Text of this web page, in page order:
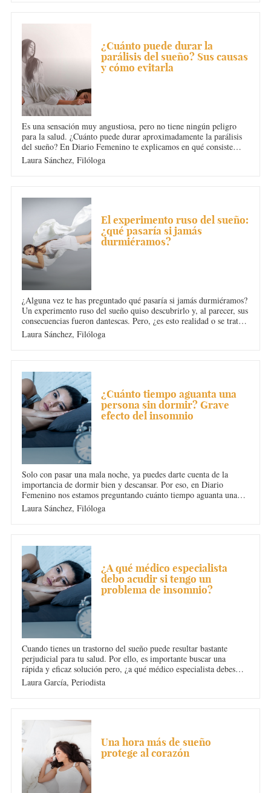
¿Cuánto puede durar la
parálisis del sueño? Sus causas
y cómo evitarla
Es una sensación muy angustiosa, pero no tiene ningún peligro
para la salud. ¿Cuánto puede durar aproximadamente la parálisis
del sueño? En Diario Femenino te explicamos en qué consiste
exactamente este trastorno del sueño, cuáles son sus causas y
cómo se puede evitar. ¡Presta mucha atención!
Laura Sánchez,Filóloga
El experimento ruso del sueño:
¿qué pasaría si jamás
durmiéramos?
¿Alguna vez te has preguntado qué pasaría si jamás durmiéramos?
Un experimento ruso del sueño quiso descubrirlo y, al parecer, sus
consecuencias fueron dantescas. Pero, ¿es esto realidad o se trata
solamente de una leyenda urbana? En Diario Femenino hablamos
de la necesidad de dormir para mantenernos con vida.
Laura Sánchez,Filóloga
¿Cuánto tiempo aguanta una
persona sin dormir? Grave
efecto del insomnio
Solo con pasar una mala noche, ya puedes darte cuenta de la
importancia de dormir bien y descansar. Por eso, en Diario
Femenino nos estamos preguntando cuánto tiempo aguanta una
persona sin dormir. Estos son los graves efectos del insomnio,
¡ten mucho cuidado!
Laura Sánchez,Filóloga
¿A qué médico especialista
debo acudir si tengo un
problema de insomnio?
Cuando tienes un trastorno del sueño puede resultar bastante
perjudicial para tu salud. Por ello, es importante buscar una
rápida y eficaz solución pero, ¿a qué médico especialista debes
acudir si tienes un problema de insomnio? Te damos la respuesta
que necesitas saber.
Laura García,Periodista
Una hora más de sueño
protege al corazón